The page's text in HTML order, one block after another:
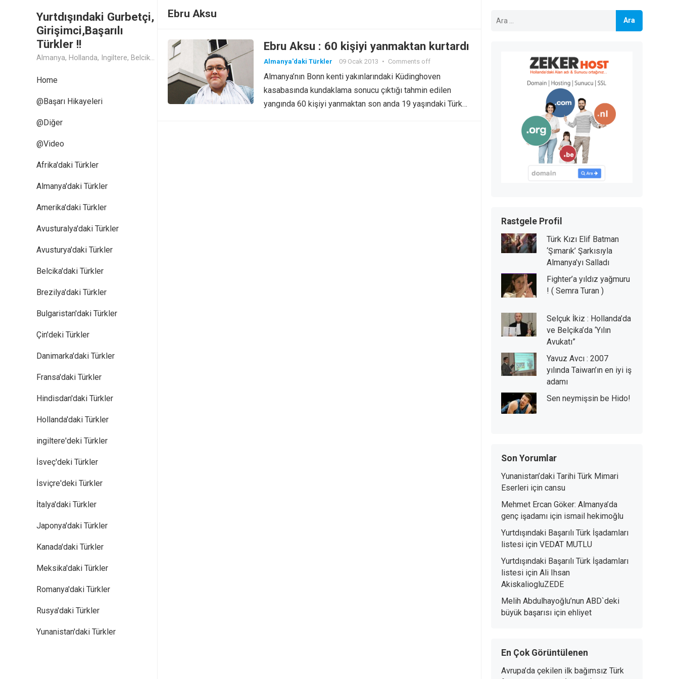
Yurtdışındaki Gurbetçi,
Girişimci,Başarılı
Türkler !!
Almanya, Hollanda, Ingiltere, Belcika, Fransa, Amerika, Cin, Rusya, Isvec, Isvicre, Yunanistan, Kanada, Avusturya Başarılı Muthis Türk lerin Hikaye ve Öykuleri, Turk Isadamlari, Turk Girisimciler, Avrupali Turkler
Home
@Başarı Hikayeleri
@Diğer
@Video
Afrika'daki Türkler
Almanya'daki Türkler
Amerika'daki Türkler
Avusturalya'daki Türkler
Avusturya'daki Türkler
Belcika'daki Türkler
Brezilya'daki Türkler
Bulgaristan'daki Türkler
Çin'deki Türkler
Danimarka'daki Türkler
Fransa'daki Türkler
Hindisdan'daki Türkler
Hollanda'daki Türkler
ingiltere'deki Türkler
İsveç'deki Türkler
İsviçre'deki Türkler
İtalya'daki Türkler
Japonya'daki Türkler
Kanada'daki Türkler
Meksika'daki Türkler
Romanya'daki Türkler
Rusya'daki Türkler
Yunanistan'daki Türkler
Ebru Aksu
Ebru Aksu : 60 kişiyi yanmaktan kurtardı
Almanya'daki Türkler 09 Ocak 2013 • Comments off
Almanya’nın Bonn kenti yakınlarındaki Küdinghoven
kasabasında kundaklama sonucu çıktığı tahmin edilen
yangında 60 kişiyi yanmaktan son anda 19 yaşındaki Türk…
Rastgele Profil
Türk Kızı Elif Batman
‘Şımarık’ Şarkısıyla
Almanya’yı Salladı
Fighter’a yıldız yağmuru
! ( Semra Turan )
Selçuk İkiz : Hollanda’da
ve Belçika’da ‘Yılın
Avukatı”
Yavuz Avcı : 2007
yılında Taiwan’ın en iyi iş
adamı
Sen neymişsin be Hido!
Son Yorumlar
Yunanistan’daki Tarihi Türk Mimari
Eserleri için cansu
Mehmet Ercan Göker: Almanya’da
genç işadamı için ismail hekimoğlu
Yurtdışındaki Başarılı Türk İşadamları
listesi için VEDAT MUTLU
Yurtdışındaki Başarılı Türk İşadamları
listesi için Ali Ihsan
AkiskaliogluZEDE
Melih Abdulhayoğlu’nun ABD`deki
büyük başarısı için ehliyet
En Çok Görüntülenen
Avrupa’da çekilen ilk bağımsız Türk